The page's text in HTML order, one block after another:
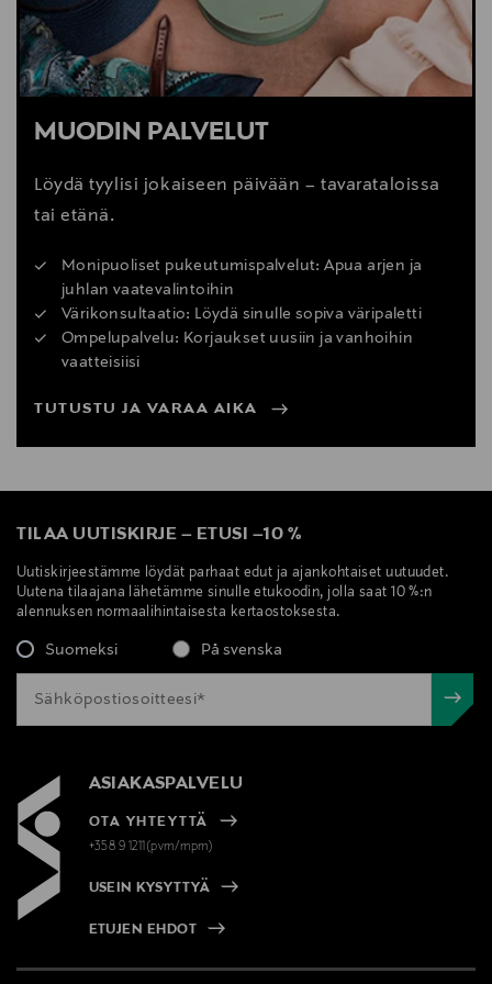
MUODIN PALVELUT
Löydä tyylisi jokaiseen päivään – tavarataloissa
tai etänä.
Monipuoliset pukeutumispalvelut: Apua arjen ja
juhlan vaatevalintoihin
Värikonsultaatio: Löydä sinulle sopiva väripaletti
Ompelupalvelu: Korjaukset uusiin ja vanhoihin
vaatteisiisi
TUTUSTU JA VARAA AIKA
TILAA UUTISKIRJE – ETUSI –10 %
Uutiskirjeestämme löydät parhaat edut ja ajankohtaiset uutuudet.
Uutena tilaajana lähetämme sinulle etukoodin, jolla saat 10 %:n
alennuksen normaalihintaisesta kertaostoksesta.
Suomeksi På svenska
ASIAKASPALVELU
OTA YHTEYTTÄ
+358 9 1211(pvm/mpm)
USEIN KYSYTTYÄ
ETUJEN EHDOT